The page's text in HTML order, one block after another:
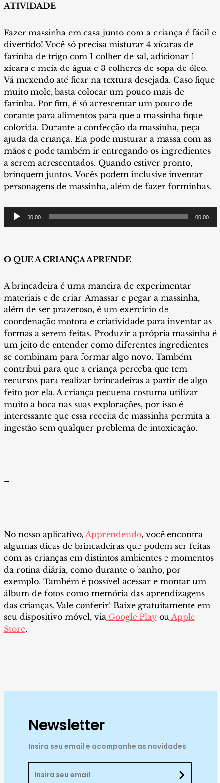
ATIVIDADE
Fazer massinha em casa junto com a criança é fácil e
divertido! Você só precisa misturar 4 xícaras de
farinha de trigo com 1 colher de sal, adicionar 1
xícara e meia de água e 3 colheres de sopa de óleo.
Vá mexendo até ficar na textura desejada. Caso fique
muito mole, basta colocar um pouco mais de
farinha. Por fim, é só acrescentar um pouco de
corante para alimentos para que a massinha fique
colorida. Durante a confecção da massinha, peça
ajuda da criança. Ela pode misturar a massa com as
mãos e pode também ir entregando os ingredientes
a serem acrescentados. Quando estiver pronto,
brinquem juntos. Vocês podem inclusive inventar
personagens de massinha, além de fazer forminhas.
Tocador
de
00:00 00:00
O QUE A CRIANÇA APRENDE
A brincadeira é uma maneira de experimentar
materiais e de criar. Amassar e pegar a massinha,
além de ser prazeroso, é um exercício de
coordenação motora e criatividade para inventar as
formas a serem feitas. Produzir a própria massinha é
um jeito de entender como diferentes ingredientes
se combinam para formar algo novo. Também
contribui para que a criança perceba que tem
recursos para realizar brincadeiras a partir de algo
feito por ela. A criança pequena costuma utilizar
muito a boca nas suas explorações, por isso é
interessante que essa receita de massinha permita a
ingestão sem qualquer problema de intoxicação.
–
No nosso aplicativo, Apprendendo, você encontra
algumas dicas de brincadeiras que podem ser feitas
com as crianças em distintos ambientes e momentos
da rotina diária, como durante o banho, por
exemplo. Também é possível acessar e montar um
álbum de fotos como memória das aprendizagens
das crianças. Vale conferir! Baixe gratuitamente em
seu dispositivo móvel, via Google Playou Apple
Store.
Newsletter
Insira seu email e acompanhe as novidades